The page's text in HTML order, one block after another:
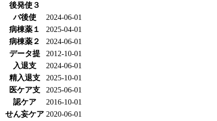
後発使３
バ後使
2024-06-01
病棟薬１
2025-04-01
病棟薬２
2024-06-01
データ提
2012-10-01
入退支
2024-06-01
精入退支
2025-10-01
医ケア支
2025-06-01
認ケア
2016-10-01
せん妄ケア 2020-06-01